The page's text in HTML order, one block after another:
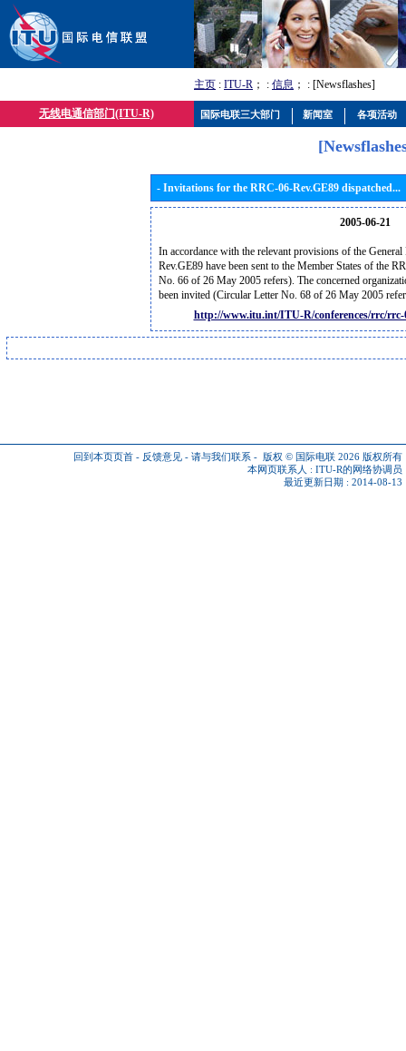
主页 : ITU-R ； : 信息 ； : [Newsflashes]
无线电通信部门(ITU-R)
- Invitations for the RRC-06-Rev.GE89 dispatched...
2005-06-21
In accordance with the relevant provisions of the
Rev.GE89 have been sent to the Member States of the
No. 66 of 26 May 2005 refers). The concerned
been invited (Circular Letter No. 68 of 26 May 2005
http://www.itu.int/ITU-R/conferences/rrc/rrc-
回到本页页首 - 反馈意见 - 请与我们联系 - 版权 © 国际电联 2026 版权所有
本网页联系人 : ITU-R的网络协调员
最近更新日期 : 2014-08-13
国际电联三大部门 新闻室 各项活动